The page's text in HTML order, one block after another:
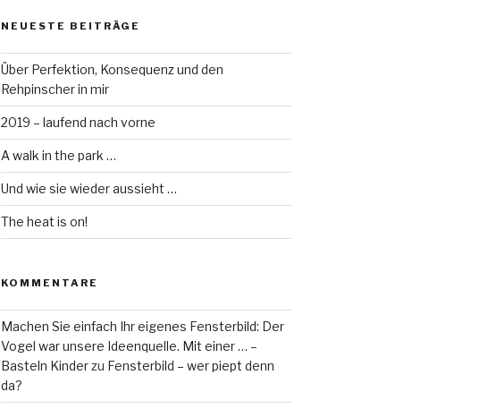
NEUESTE BEITRÄGE
Über Perfektion, Konsequenz und den
Rehpinscher in mir
2019 – laufend nach vorne
A walk in the park …
Und wie sie wieder aussieht …
The heat is on!
KOMMENTARE
Machen Sie einfach Ihr eigenes Fensterbild: Der
Vogel war unsere Ideenquelle. Mit einer … –
Basteln Kinderzu Fensterbild – wer piept denn
da?